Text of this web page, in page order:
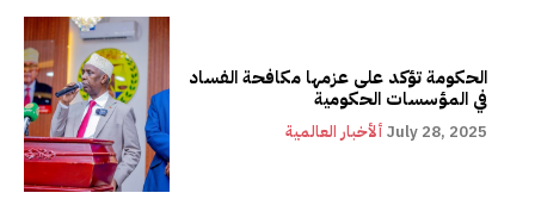
الحكومة تؤكد على عزمها مكافحة الفساد
في المؤسسات الحكومية
ألأخبار العالمية July 28, 2025